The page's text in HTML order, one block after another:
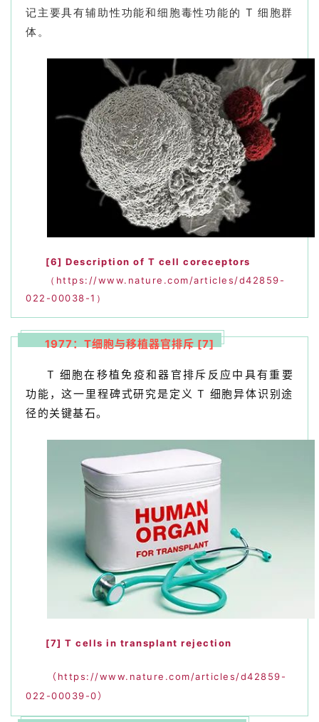
记主要具有辅助性功能和细胞毒性功能的 T 细胞群
体。
[6] Description of T cell coreceptors
（https://www.nature.com/articles/d42859-
022-00038-1）
1977：T细胞与移植器官排斥 [7]
T 细胞在移植免疫和器官排斥反应中具有重要
功能，这一里程碑式研究是定义 T 细胞异体识别途
径的关键基石。
[7] T cells in transplant rejection
（https://www.nature.com/articles/d42859-
022-00039-0）